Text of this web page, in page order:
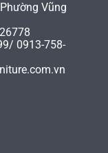
Vũng
0913-758-